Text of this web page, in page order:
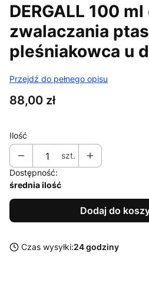
DERGALL 100 ml
zwalaczania
pleśniakowca u
Przejdź do pełnego opisu
Cena
88,00 zł
Ilość
szt.
Dostępność:
średnia ilość
Dodaj do
Czas wysyłki:24 godziny